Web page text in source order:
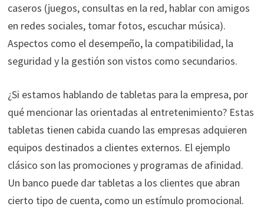
caseros (juegos, consultas en la red, hablar con amigos
en redes sociales, tomar fotos, escuchar música).
Aspectos como el desempeño, la compatibilidad, la
seguridad y la gestión son vistos como secundarios.
¿Si estamos hablando de tabletas para la empresa, por
qué mencionar las orientadas al entretenimiento? Estas
tabletas tienen cabida cuando las empresas adquieren
equipos destinados a clientes externos. El ejemplo
clásico son las promociones y programas de afinidad.
Un banco puede dar tabletas a los clientes que abran
cierto tipo de cuenta, como un estímulo promocional.